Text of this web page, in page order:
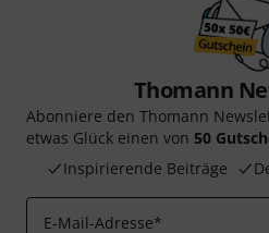
Thomann
Abonniere den Thomann
etwas Glück einen von 50
Inspirierende Beiträge
E-Mail-Adresse*